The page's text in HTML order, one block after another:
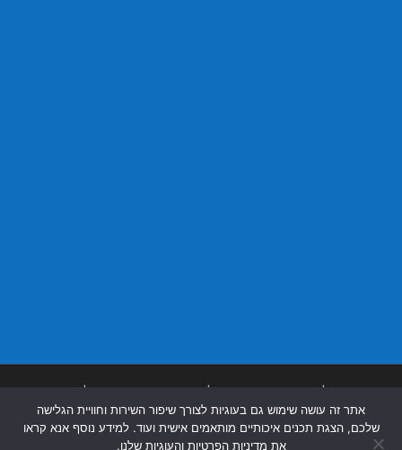
בבאר שבע |
אתר זה עושה שימוש גם בעוגיות לצורך שיפור השירות וחוויית הגלישה
שלכם, הצגת תכנים איכותיים מותאמים אישית ועוד. למידע נוסף אנא קראו
את מדיניות הפרטיות והעוגיות שלנו.